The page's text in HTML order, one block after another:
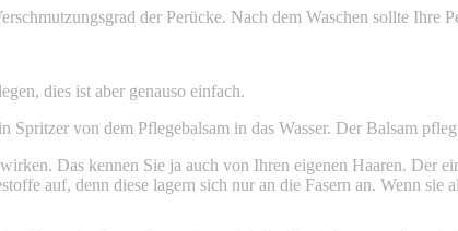
der Perücke. Nach dem Waschen sollte Ihre
dies ist aber genauso einfach.
von dem Pflegebalsam in das Wasser. Der Balsam
Das kennen Sie ja auch von Ihren eigenen Haaren. Der
auf, denn diese lagern sich nur an die Fasern an. Wenn sie